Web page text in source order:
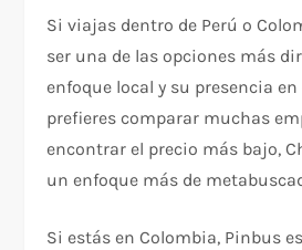
Si viajas dentro de Perú o
ser una de las opciones más
enfoque local y su presencia en
prefieres comparar muchas
encontrar el precio más bajo,
un enfoque más de
Si estás en Colombia, Pinbus